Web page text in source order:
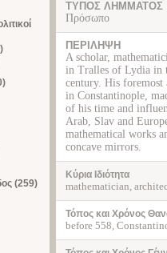
(259)
ΤΥΠΟΣ ΛΗΜΜΑΤΟΣ
Πρόσωπο
ΠΕΡΙΛΗΨΗ
A scholar,
in Tralles of Lydia in
century. His
in Constantinople,
of his time and
Arab, Slav and
mathematical works
concave mirrors.
Κύρια Ιδιότητα
mathematician,
Τόπος και Χρόνος
before 558,